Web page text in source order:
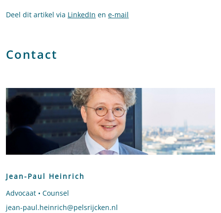
Deel dit artikel via LinkedIn en e-mail
Contact
Jean-Paul Heinrich
Advocaat • Counsel
Stuur een e-mail naar Jean-Paul Heinrich
jean-paul.heinrich@pelsrijcken.nl